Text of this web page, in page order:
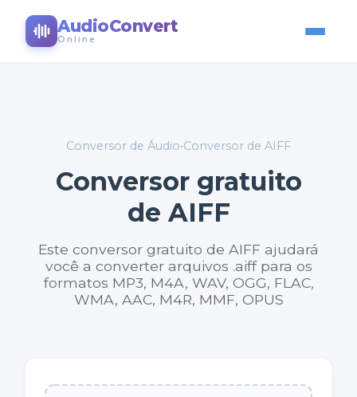
AudioConvert
Online
Conversor de Áudio•Conversor de AIFF
Conversor gratuito
de AIFF
Este conversor gratuito de AIFF ajudará
você a converter arquivos .aiff para os
formatos MP3, M4A, WAV, OGG, FLAC,
WMA, AAC, M4R, MMF, OPUS